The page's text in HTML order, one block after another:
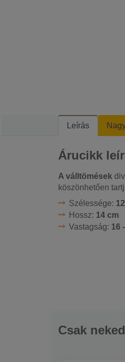
Leírás
Árucikk
A válltömések
köszönhetően
Szélessége:
Hossz: 14 cm
Vastagság: 16
Csak